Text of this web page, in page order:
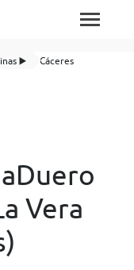
▶️
Cáceres
Vera